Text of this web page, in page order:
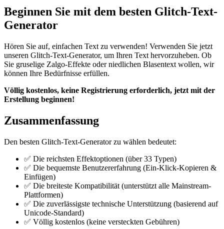
Beginnen Sie mit dem besten Glitch-Text-
Generator
Hören Sie auf, einfachen Text zu verwenden! Verwenden Sie jetzt
unseren Glitch-Text-Generator, um Ihren Text hervorzuheben. Ob
Sie gruselige Zalgo-Effekte oder niedlichen Blasentext wollen, wir
können Ihre Bedürfnisse erfüllen.
Völlig kostenlos, keine Registrierung erforderlich, jetzt mit der
Erstellung beginnen!
Zusammenfassung
Den besten Glitch-Text-Generator zu wählen bedeutet:
✅ Die reichsten Effektoptionen (über 33 Typen)
✅ Die bequemste Benutzererfahrung (Ein-Klick-Kopieren &
Einfügen)
✅ Die breiteste Kompatibilität (unterstützt alle Mainstream-
Plattformen)
✅ Die zuverlässigste technische Unterstützung (basierend auf
Unicode-Standard)
✅ Völlig kostenlos (keine versteckten Gebühren)